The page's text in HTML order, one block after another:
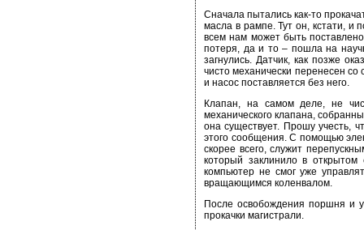
Сначала пытались как-то
масла в рампе. Тут он, кстати, и
всем нам может быть
потеря, да и то – пошла на
загнулись. Датчик, как позже
чисто механически перенесен
и насос поставляется без него.
Клапан, на самом деле, не
механического клапана,
она существует. Прошу учесть,
этого сообщения. С помощью
скорее всего, служит
который заклинило в открытом
компьютер не смог уже
вращающимся коленвалом.
После освобождения поршня и
прокачки магистрали.